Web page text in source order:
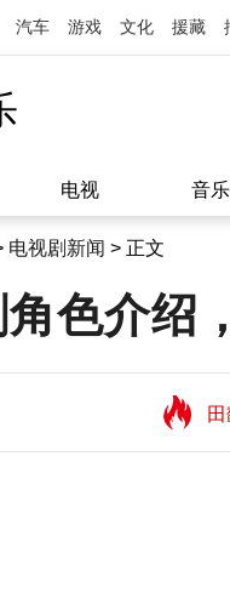
汽车 游戏 文化 援藏
电视 音乐
电视剧新闻 > 正文
色介绍
望
田